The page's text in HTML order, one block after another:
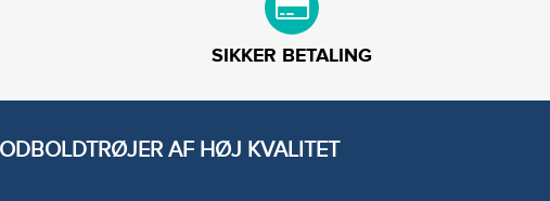
SIKKER BETALING
AF HØJ KVALITET